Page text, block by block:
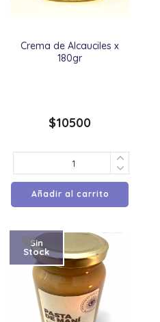
Crema de Alcauciles x
180gr
$10500
Añadir al carrito
Sin
Stock